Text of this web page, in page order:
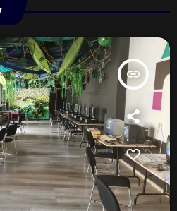
insert_link